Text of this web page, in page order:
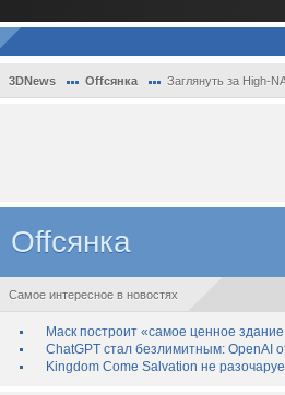
3DNews Offсянка Заглянуть за High-
Offсянка
Самое интересное в новостях
Маск построит «самое ценное
ChatGPT стал безлимитным: OpenAI
Kingdom Come Salvation не